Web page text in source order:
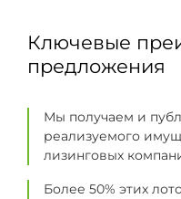
Ключевые
предложения
Мы получаем и
реализуемого
лизинговых
Более 50% этих